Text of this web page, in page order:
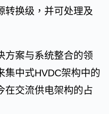
转换级，并可处理及
方案与系统整合的领
集中式HVDC架构中的
在交流供电架构的占